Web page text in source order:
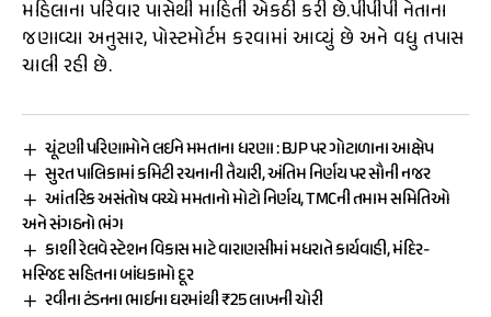
મહિલાના પરિવાર પાસેથી માહિતી એકઠી કરી છે.પીપીપી નેતાના
જણાવ્યા અનુસાર, પોસ્ટમોર્ટમ કરવામાં આવ્યું છે અને વધુ તપાસ
ચાલી રહી છે.
ચૂંટણી પરિણામોને લઈને મમતાના ધરણા : BJP પર ગોટાળાના આક્ષેપ
સુરત પાલિકામાં કમિટી રચનાની તૈયારી, અંતિમ નિર્ણય પર સૌની નજર
આંતરિક અસંતોષ વચ્ચે મમતાનો મોટો નિર્ણય, TMCની તમામ સમિતિઓ
અને સંગઠનો ભંગ
કાશી રેલવે સ્ટેશન વિકાસ માટે વારાણસીમાં મધરાતે કાર્યવાહી, મંદિર-
મસ્જિદ સહિતના બાંધકામો દૂર
રવીના ટંડનના ભાઈના ઘરમાંથી ₹25 લાખની ચોરી